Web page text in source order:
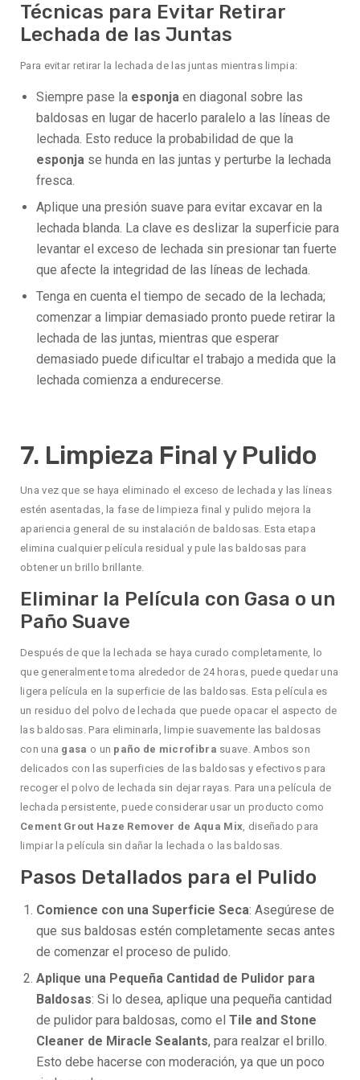
Técnicas para Evitar Retirar
Lechada de las Juntas
Para evitar retirar la lechada de las juntas mientras limpia:
Siempre pase la esponja en diagonal sobre las
baldosas en lugar de hacerlo paralelo a las líneas de
lechada. Esto reduce la probabilidad de que la
esponja se hunda en las juntas y perturbe la lechada
fresca.
Aplique una presión suave para evitar excavar en la
lechada blanda. La clave es deslizar la superficie para
levantar el exceso de lechada sin presionar tan fuerte
que afecte la integridad de las líneas de lechada.
Tenga en cuenta el tiempo de secado de la lechada;
comenzar a limpiar demasiado pronto puede retirar la
lechada de las juntas, mientras que esperar
demasiado puede dificultar el trabajo a medida que la
lechada comienza a endurecerse.
7. Limpieza Final y Pulido
Una vez que se haya eliminado el exceso de lechada y las líneas
estén asentadas, la fase de limpieza final y pulido mejora la
apariencia general de su instalación de baldosas. Esta etapa
elimina cualquier película residual y pule las baldosas para
obtener un brillo brillante.
Eliminar la Película con Gasa o un
Paño Suave
Después de que la lechada se haya curado completamente, lo
que generalmente toma alrededor de 24 horas, puede quedar una
ligera película en la superficie de las baldosas. Esta película es
un residuo del polvo de lechada que puede opacar el aspecto de
las baldosas. Para eliminarla, limpie suavemente las baldosas
con una gasa o un paño de microfibra suave. Ambos son
delicados con las superficies de las baldosas y efectivos para
recoger el polvo de lechada sin dejar rayas. Para una película de
lechada persistente, puede considerar usar un producto como
Cement Grout Haze Remover de Aqua Mix, diseñado para
limpiar la película sin dañar la lechada o las baldosas.
Pasos Detallados para el Pulido
Comience con una Superficie Seca: Asegúrese de
que sus baldosas estén completamente secas antes
de comenzar el proceso de pulido.
Aplique una Pequeña Cantidad de Pulidor para
Baldosas: Si lo desea, aplique una pequeña cantidad
de pulidor para baldosas, como el Tile and Stone
Cleaner de Miracle Sealants, para realzar el brillo.
Esto debe hacerse con moderación, ya que un poco